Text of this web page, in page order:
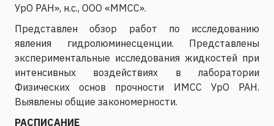
УрО РАН», н.с., ООО «ММСС».
Представлен обзор работ по исследованию
явления гидролюминесценции. Представлены
экспериментальные исследования жидкостей при
интенсивных воздействиях в лаборатории
Физических основ прочности ИМСС УрО РАН.
Выявлены общие закономерности.
РАСПИСАНИЕ